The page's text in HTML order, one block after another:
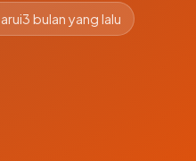
3 bulan yang lalu